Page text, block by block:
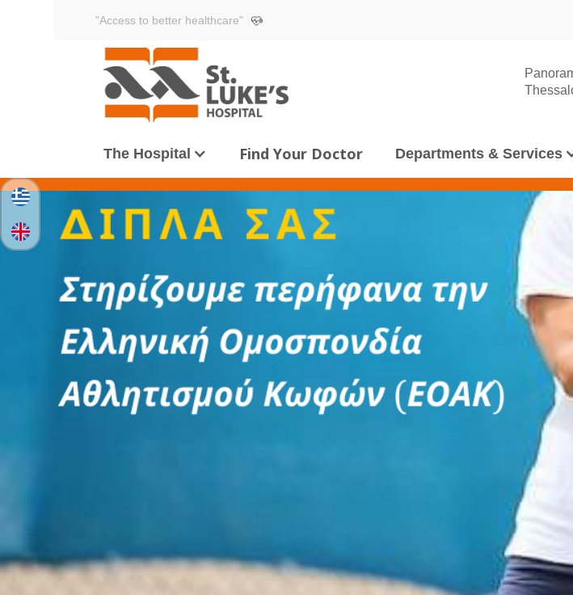
"Access to better healthcare"
The Hospital Find Your Doctor Departments & Services